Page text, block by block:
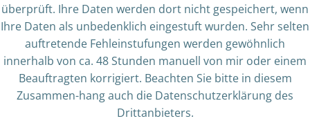
überprüft. Ihre Daten werden dort nicht gespeichert, wenn
Ihre Daten als unbedenklich eingestuft wurden. Sehr selten
auftretende Fehleinstufungen werden gewöhnlich
innerhalb von ca. 48 Stunden manuell von mir oder einem
Beauftragten korrigiert. Beachten Sie bitte in diesem
Zusammen-hang auch die Datenschutzerklärung des
Drittanbieters.